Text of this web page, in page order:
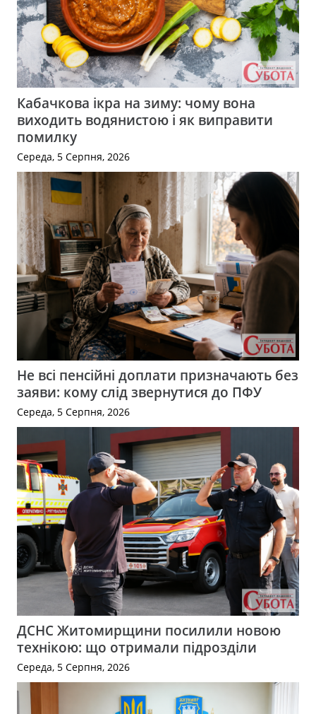
Кабачкова ікра на зиму: чому вона
виходить водянистою і як виправити
помилку
Середа, 5 Серпня, 2026
Не всі пенсійні доплати призначають без
заяви: кому слід звернутися до ПФУ
Середа, 5 Серпня, 2026
ДСНС Житомирщини посилили новою
технікою: що отримали підрозділи
Середа, 5 Серпня, 2026